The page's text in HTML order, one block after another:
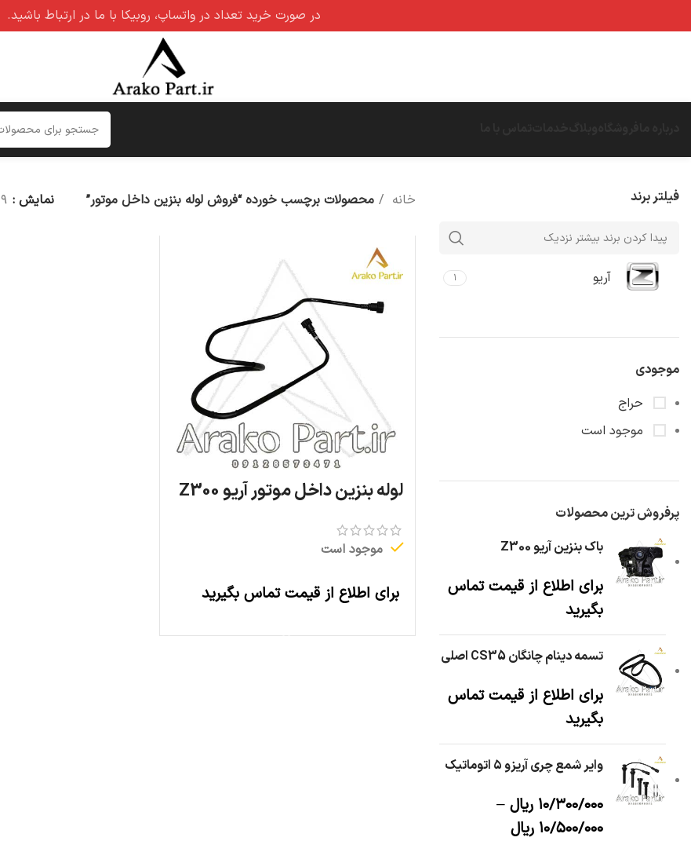
فیلتر برند
آریو ۱
موجودی
حراج
موجود است
پرفروش ترین محصولات
باک بنزین آریو Z300
برای اطلاع از قیمت تماس
بگیرید
تسمه دینام چانگان CS35 اصلی
برای اطلاع از قیمت تماس
بگیرید
وایر شمع چری آریزو ۵ اتوماتیک
۱۰/۳۰۰/۰۰۰ ریال –
۱۰/۵۰۰/۰۰۰ ریال
خانه محصولات برچسب خورده “فروش لوله بنزین داخل موتور” نمایش ۹
لوله بنزین داخل موتور آریو Z300
موجود است
برای اطلاع از قیمت تماس بگیرید
در صورت خرید تعداد در واتساپ، روبیکا با ما در ارتباط باشید.